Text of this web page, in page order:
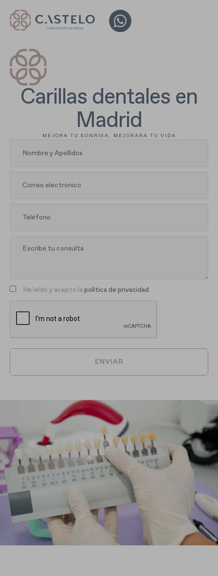
Carillas dentales en
Madrid
MEJORA TU SONRISA, MEJORARÁ TU VIDA
He leído y acepto la política de privacidad
ENVIAR